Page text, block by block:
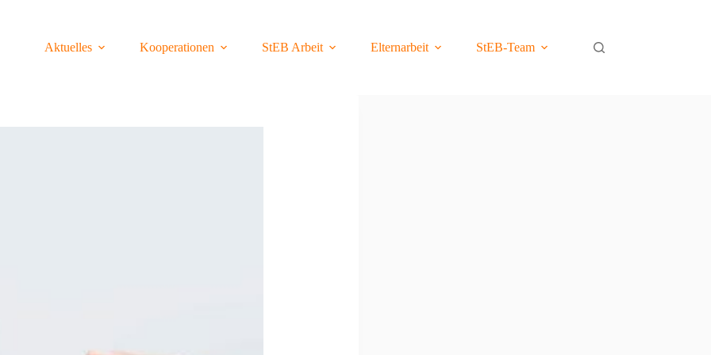
Aktuelles
Kooperationen StEB Arbeit Elternarbeit StEB-Team